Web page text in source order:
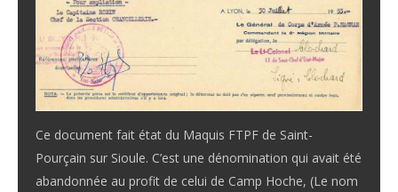
Ce document fait état du Maquis FTPF de Saint-
Pourçain sur Sioule. C’est une dénomination qui avait été
abandonnée au profit de celui de Camp Hoche, (Le nom